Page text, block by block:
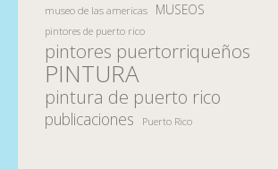
museo de las americas MUSEOS
pintores de puerto rico
pintores puertorriqueños
PINTURA
pintura de puerto rico
publicaciones Puerto Rico